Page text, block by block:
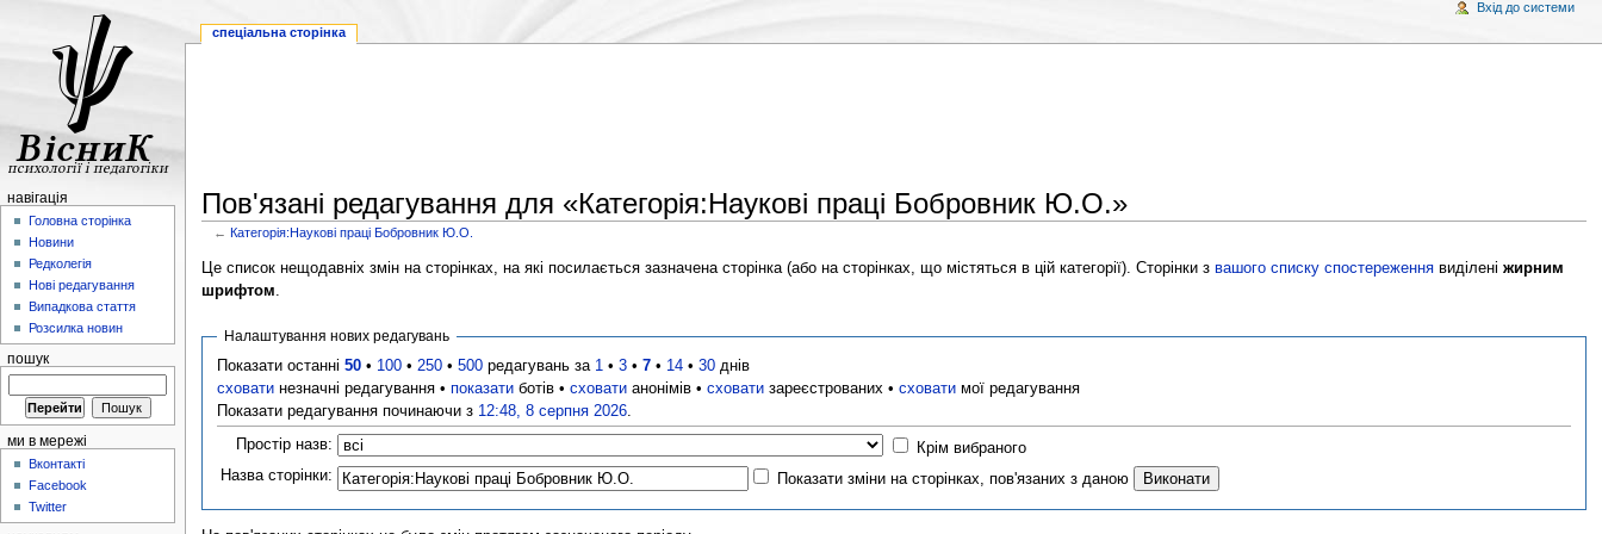
Пов'язані редагування для «Категорія:Наукові праці Бобровник Ю.О.»
←Категорія:Наукові праці Бобровник Ю.О.
Це список нещодавніх змін на сторінках, на які посилається зазначена сторінка (або на сторінках, що містяться в цій категорії). Сторінки з вашого списку спостереженнявиділені жирним
шрифтом
Налаштування нових редагувань
Показати останні50 • 100 • 250 •500 редагувань за 1 •3 •7 • 14 •30 днів
сховати незначні редагування •показати ботів •сховати анонімів •сховати зареєстрованих •сховати мої редагування
Показати редагування починаючи з 12:48, 8 серпня 2026
Простір назв:
Крім вибраного
Назва сторінки:
Показати зміни на сторінках, пов'язаних з даною
спеціальна сторінка
Вхід до системи
навігація
Головна сторінка
Новини
Редколегія
Нові редагування
Випадкова стаття
Розсилка новин
пошук
ми в мережі
Вконтакті
Facebook
Twitter